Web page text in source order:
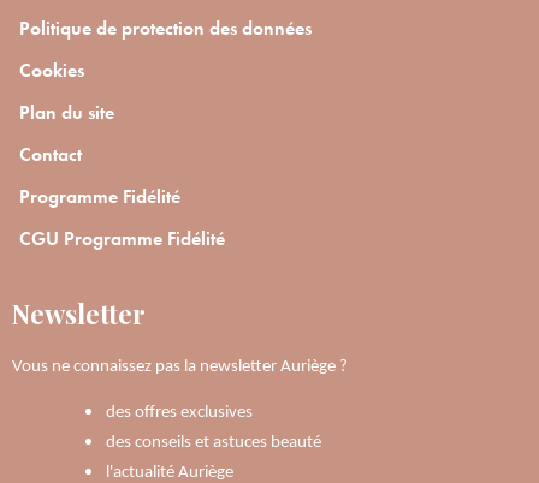
Politique de protection des données
Cookies
Plan du site
Contact
Programme Fidélité
CGU Programme Fidélité
Newsletter
Vous ne connaissez pas la newsletter Auriège ?
des offres exclusives
des conseils et astuces beauté
l'actualité Auriège